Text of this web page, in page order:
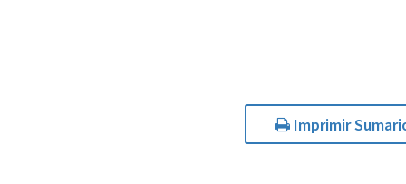
Imprimir